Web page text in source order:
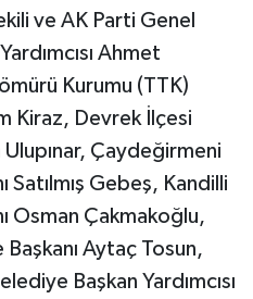
ve AK Parti Genel
Ahmet
Kurumu (TTK)
Kiraz, Devrek İlçesi
Ulupınar, Çaydeğirmeni
Satılmış Gebeş, Kandilli
Osman Çakmakoğlu,
Aytaç Tosun,
Başkan Yardımcısı